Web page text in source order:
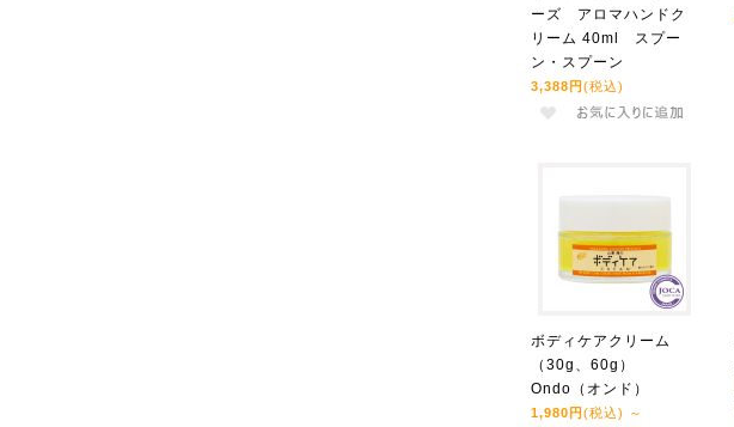
ーズ アロマハンドク
リーム 40ml スプー
ン・スプーン
3,388円 (税込)
ボディケアクリーム
（30g、60g）
Ondo（オンド）
1,980円 (税込) ～